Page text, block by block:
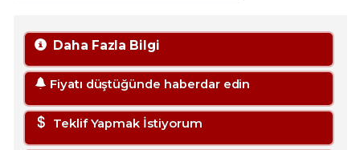
Daha Fazla Bilgi
Fiyatı düştüğünde haberdar edin
Teklif Yapmak İstiyorum